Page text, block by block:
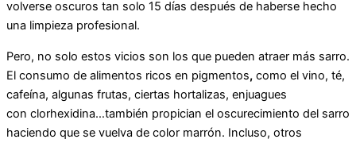
volverse oscuros tan solo 15 días después de haberse hecho
una limpieza profesional.
Pero, no solo estos vicios son los que pueden atraer más sarro.
El consumo de alimentos ricos en pigmentos, como el vino, té,
cafeína, algunas frutas, ciertas hortalizas, enjuagues
con clorhexidina…también propician el oscurecimiento del sarro
haciendo que se vuelva de color marrón. Incluso, otros